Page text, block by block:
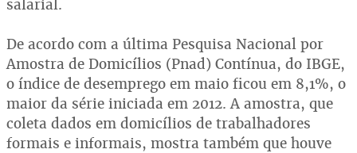
salarial.
De acordo com a última Pesquisa Nacional por
Amostra de Domicílios (Pnad) Contínua, do IBGE,
o índice de desemprego em maio ficou em 8,1%, o
maior da série iniciada em 2012. A amostra, que
coleta dados em domicílios de trabalhadores
formais e informais, mostra também que houve